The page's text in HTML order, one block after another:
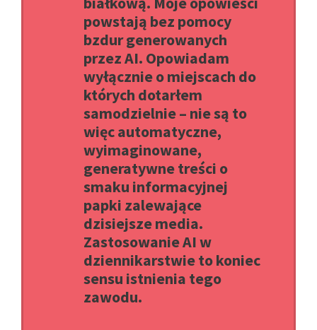
powstają bez pomocy
bzdur generowanych
przez AI. Opowiadam
wyłącznie o miejscach do
których dotarłem
samodzielnie – nie są to
więc automatyczne,
wyimaginowane,
generatywne treści o
smaku informacyjnej
papki zalewające
dzisiejsze media.
Zastosowanie AI w
dziennikarstwie to koniec
sensu istnienia tego
zawodu.